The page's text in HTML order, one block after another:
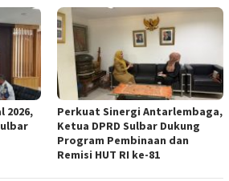
2026,
Perkuat Sinergi Antarlembaga,
Ketua DPRD Sulbar Dukung
Program Pembinaan dan
Remisi HUT RI ke-81